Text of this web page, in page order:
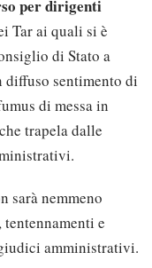
per dirigenti
Tar ai quali si è
di Stato a
sentimento di
di messa in
trapela dalle
sarà nemmeno
e
amministrativi.